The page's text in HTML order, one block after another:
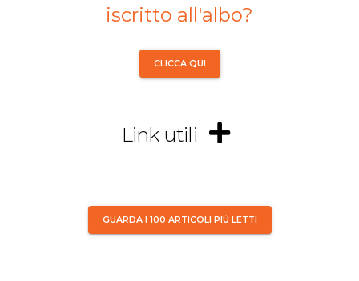
iscritto all'albo?
CLICCA QUI
Link utili
GUARDA I 100 ARTICOLI PIÙ LETTI